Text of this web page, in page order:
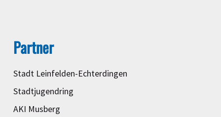
Partner
Stadt Leinfelden-Echterdingen
Stadtjugendring
AKI Musberg